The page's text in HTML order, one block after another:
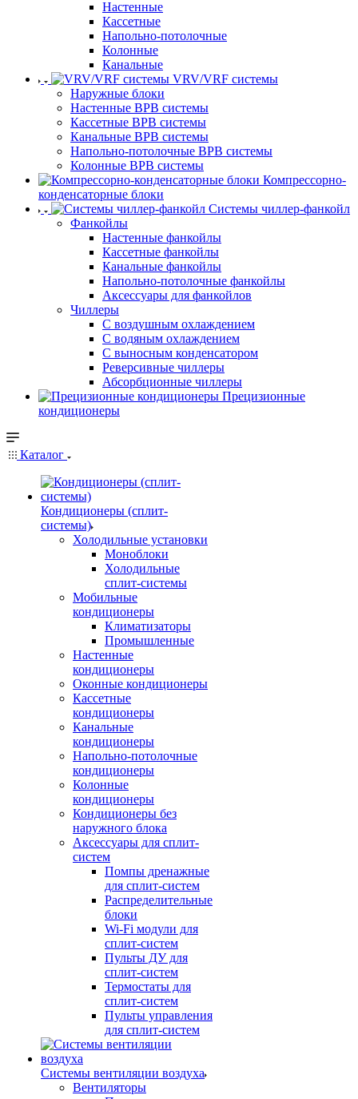
Настенные
Кассетные
Напольно-потолочные
Колонные
Канальные
VRV/VRF системы
Наружные блоки
Настенные ВРВ системы
Кассетные ВРВ системы
Канальные ВРВ системы
Напольно-потолочные ВРВ системы
Колонные ВРВ системы
Компрессорно-
конденсаторные блоки
Системы чиллер-фанкойл
Фанкойлы
Настенные фанкойлы
Кассетные фанкойлы
Канальные фанкойлы
Напольно-потолочные фанкойлы
Аксессуары для фанкойлов
Чиллеры
С воздушным охлаждением
С водяным охлаждением
С выносным конденсатором
Реверсивные чиллеры
Абсорбционные чиллеры
Прецизионные
кондиционеры
Каталог
Кондиционеры (сплит-
системы)
Холодильные установки
Моноблоки
Холодильные
сплит-системы
Мобильные
кондиционеры
Климатизаторы
Промышленные
Настенные
кондиционеры
Оконные кондиционеры
Кассетные
кондиционеры
Канальные
кондиционеры
Напольно-потолочные
кондиционеры
Колонные
кондиционеры
Кондиционеры без
наружного блока
Аксессуары для сплит-
систем
Помпы дренажные
для сплит-систем
Распределительные
блоки
Wi-Fi модули для
сплит-систем
Пульты ДУ для
сплит-систем
Термостаты для
сплит-систем
Пульты управления
для сплит-систем
Системы вентиляции воздуха
Вентиляторы